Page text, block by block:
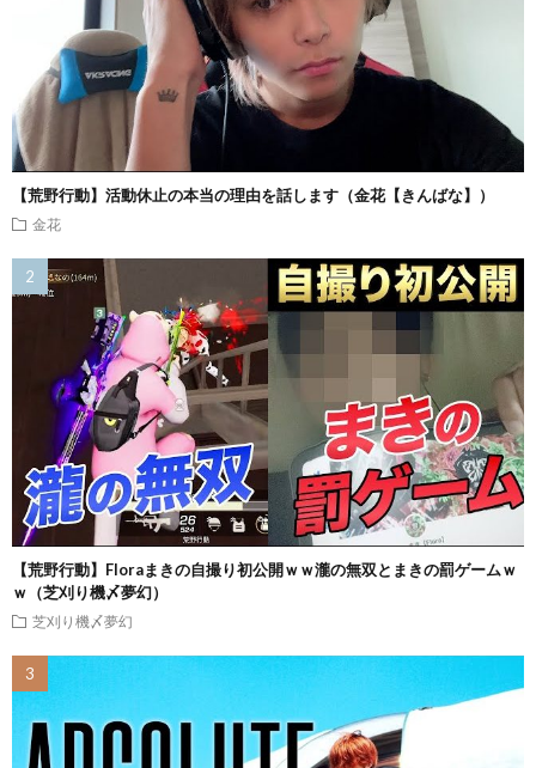
【荒野行動】活動休止の本当の理由を話します（金花【きんばな】）
金花
【荒野行動】Floraまきの自撮り初公開ｗｗ瀧の無双とまきの罰ゲームｗ
ｗ（芝刈り機〆夢幻）
芝刈り機〆夢幻